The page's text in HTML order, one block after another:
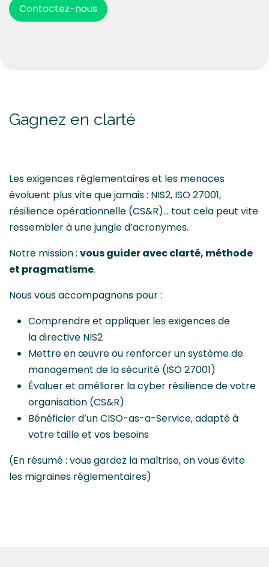
Contactez-nous
Gagnez en clarté
Les exigences réglementaires et les menaces
évoluent plus vite que jamais : NIS2, ISO 27001,
résilience opérationnelle (CS&R)... tout cela peut vite
ressembler à une jungle d’acronymes.
Notre mission : vous guider avec clarté, méthode
et pragmatisme.
Nous vous accompagnons pour :
Comprendre et appliquer les exigences de
la directive NIS2
Mettre en œuvre ou renforcer un système de
management de la sécurité (ISO 27001)
Évaluer et améliorer la cyber résilience de votre
organisation (CS&R)
Bénéficier d’un CISO-as-a-Service, adapté à
votre taille et vos besoins
(En résumé : vous gardez la maîtrise, on vous évite
les migraines réglementaires)